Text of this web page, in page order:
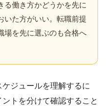
る働き方かどうかを先に
いた方がいい。転職前提
場を先に選ぶのも合格へ
ジュールを理解するに
トを分けて確認すること